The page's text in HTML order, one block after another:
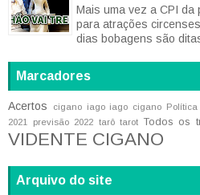
Mais uma vez a CPI da
para atrações
dias bobagens são
Marcadores
Acertos cigano iago iago cigano
2021
previsão 2022 tarô tarot Todos os
VIDENTE CIGANO
Arquivo do site